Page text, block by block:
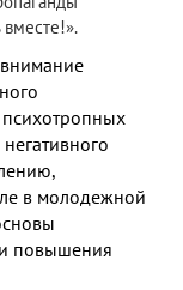
психотропных
в молодежной
и повышения